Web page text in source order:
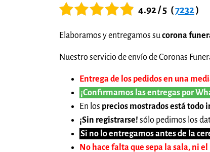
4.92 / 5 (7232)
Elaboramos y entregamos sucorona
Nuestro servicio de envío de Coronas
Entrega de los pedidos en una
¡Confirmamos las entregas por
En los precios mostrados está todo
¡Sin registrarse! sólo pedimos los
Si no lo entregamos antes de la
No hace falta que sepa la sala, ni